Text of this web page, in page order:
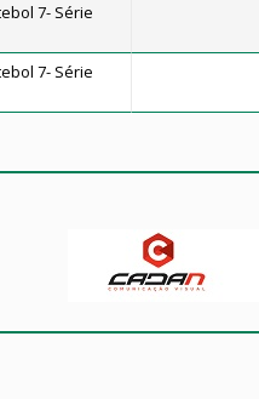
7- Série
7- Série